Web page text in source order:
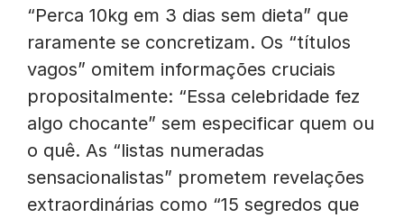
“Perca 10kg em 3 dias sem dieta” que
raramente se concretizam. Os “títulos
vagos” omitem informações cruciais
propositalmente: “Essa celebridade fez
algo chocante” sem especificar quem ou
o quê. As “listas numeradas
sensacionalistas” prometem revelações
extraordinárias como “15 segredos que